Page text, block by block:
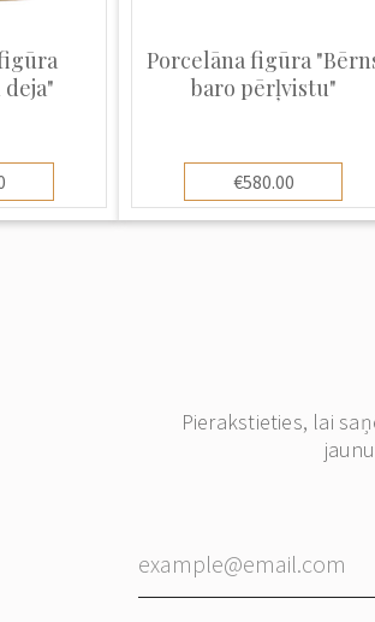
Porcelāna figūra
baro pērļvistu"
€580.00
Pierakstieties, lai